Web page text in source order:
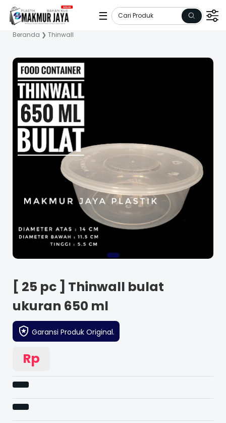
☰
Beranda ❯ Thinwall
[ 25 pc ] Thinwall bulat
ukuran 650 ml
Garansi Produk Original.
Rp